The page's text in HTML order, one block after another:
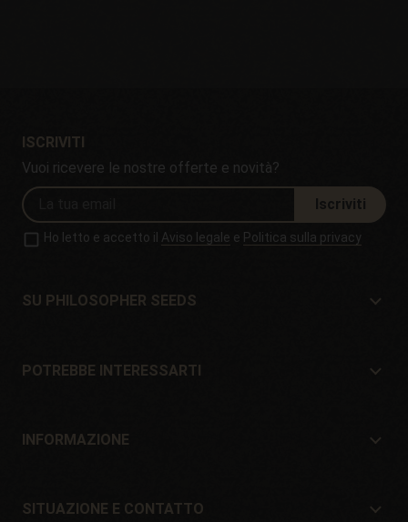
ISCRIVITI
Vuoi ricevere le nostre offerte e novità?
Iscriviti
Ho letto e accetto il Aviso legale e Politica sulla privacy
SU PHILOSOPHER SEEDS
Situazione e contatto
POTREBBE INTERESSARTI
Offerte
INFORMAZIONE
Garanzie e resi
SITUAZIONE E CONTATTO